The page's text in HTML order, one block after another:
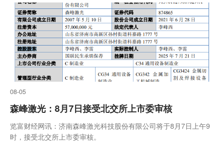
08-05
森峰激光：8月7日接受北交所上市委审核
览富财经网讯：济南森峰激光科技股份有限公司将于8月7日上午9
时，接受北交所上市委审核。